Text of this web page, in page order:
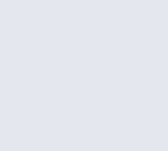
subtel RCA-
suorituskyky ja liitettävyys,